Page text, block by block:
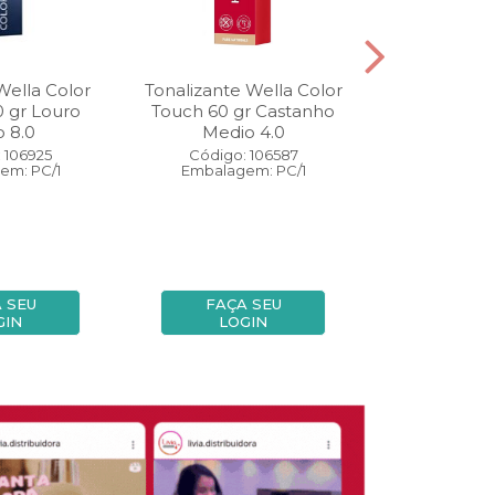
Color
gr Louro
8.0
PC/1
SEU
Tonalizante Wella Color
Touch 60 gr Castanho
Medio 4.0
Código: 106587
Embalagem: PC/1
FAÇA SEU
LOGIN